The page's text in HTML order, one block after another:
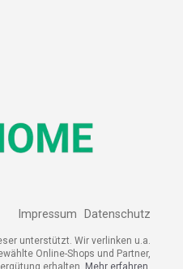
Impressum Datenschutz
unterstützt. Wir verlinken u.a.
Online-Shops und Partner,
erhalten.
Mehr erfahren.